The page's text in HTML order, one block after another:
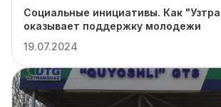
Социальные инициативы. Как
оказывает поддержку молодежи
19.07.2024